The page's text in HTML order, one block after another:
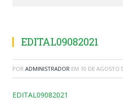
EDITAL09082021
POR ADMINISTRADOR EM 10 DE AGOSTO
EDITAL09082021